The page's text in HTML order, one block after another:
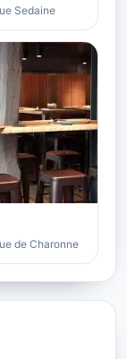
Sedaine
de Charonne